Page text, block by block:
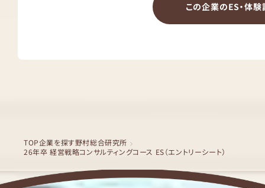
この企業のES・体験
TOP企業を探す野村総合研究所
26年卒 経営戦略コンサルティングコース ES（エントリーシート）